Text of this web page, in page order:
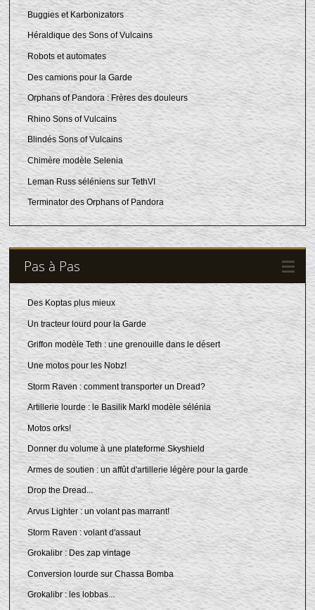
Buggies et Karbonizators
Héraldique des Sons of Vulcains
Robots et automates
Des camions pour la Garde
Orphans of Pandora : Frères des douleurs
Rhino Sons of Vulcains
Blindés Sons of Vulcains
Chimère modèle Selenia
Leman Russ séléniens sur TethVI
Terminator des Orphans of Pandora
Pas à Pas
Des Koptas plus mieux
Un tracteur lourd pour la Garde
Griffon modèle Teth : une grenouille dans le désert
Une motos pour les Nobz!
Storm Raven : comment transporter un Dread?
Artillerie lourde : le Basilik MarkI modèle sélénia
Motos orks!
Donner du volume à une plateforme Skyshield
Armes de soutien : un affût d'artillerie légère pour la garde
Drop the Dread...
Arvus Lighter : un volant pas marrant!
Storm Raven : volant d'assaut
Grokalibr : Des zap vintage
Conversion lourde sur Chassa Bomba
Grokalibr : les lobbas...